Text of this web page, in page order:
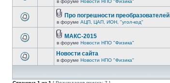
в форуме Новости НПО "Физика"
Про погрешности преобразователей
в форуме АЦП, ЦАП, ИОН, "угол-код"
МАКС-2015
в форуме Новости НПО "Физика"
Новости сайта
в форуме Новости НПО "Физика"